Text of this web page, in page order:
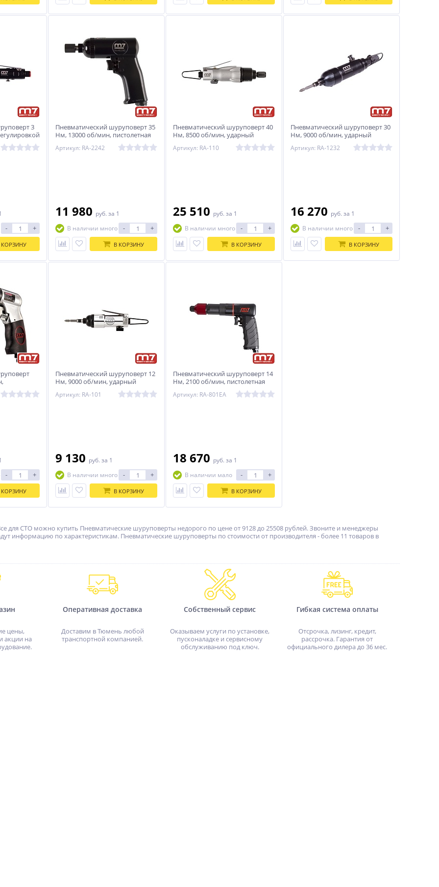
3
RA-
- +
КОРЗИНУ
Пневматический шуруповерт 35
Нм, 13000 об/мин, пистолетная
рукоять MIGHTY SEVEN RA-2242
Артикул: RA-2242
11 980 руб. за 1
В наличии много
- +
В КОРЗИНУ
Пневматический шуруповерт 40
Нм, 8500 об/мин, ударный
MIGHTY SEVEN RA-110
Артикул: RA-110
25 510 руб. за 1
В наличии много
- +
В КОРЗИНУ
Пневматический шуруповерт 30
Нм, 9000 об/мин, ударный
MIGHTY SEVEN RA-1232
Артикул: RA-1232
16 270 руб. за 1
В наличии много
- +
В КОРЗИНУ
MIGHTY
- +
КОРЗИНУ
Пневматический шуруповерт 12
Нм, 9000 об/мин, ударный
MIGHTY SEVEN RA-101
Артикул: RA-101
9 130 руб. за 1
В наличии много
- +
В КОРЗИНУ
Пневматический шуруповерт 14
Нм, 2100 об/мин, пистолетная
рукоять MIGHTY SEVEN RA-801EA
Артикул: RA-801EA
18 670 руб. за 1
В наличии мало
- +
В КОРЗИНУ
для СТО можно купить Пневматические шуруповерты недорого по цене от 9128 до 25508 рублей. Звоните и менеджеры
информацию по характеристикам. Пневматические шуруповерты по стоимости от производителя - более 11 товаров в
цены,
акции на
Оперативная доставка
Доставим в Тюмень любой
транспортной компанией.
Собственный сервис
Оказываем услуги по установке,
пусконаладке и сервисному
обслуживанию под ключ.
Гибкая система оплаты
Отсрочка, лизинг, кредит,
рассрочка. Гарантия от
официального дилера до 36 мес.